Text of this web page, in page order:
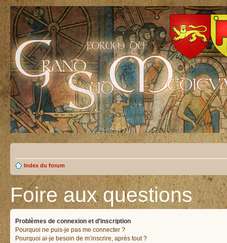
Index du forum
Foire aux questions
Problèmes de connexion et d’inscription
Pourquoi ne puis-je pas me connecter ?
Pourquoi ai-je besoin de m’inscrire, après tout ?